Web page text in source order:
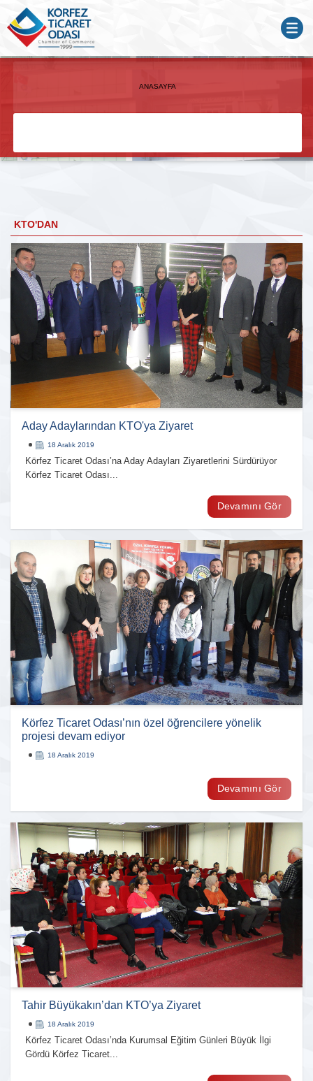
ANASAYFA
KTO'DAN
Aday Adaylarından KTO'ya Ziyaret
18 Aralık 2019
Körfez Ticaret Odası’na Aday Adayları Ziyaretlerini Sürdürüyor
Körfez Ticaret Odası...
Devamını Gör
Körfez Ticaret Odası’nın özel öğrencilere yönelik
projesi devam ediyor
18 Aralık 2019
Devamını Gör
Tahir Büyükakın’dan KTO’ya Ziyaret
18 Aralık 2019
Körfez Ticaret Odası’nda Kurumsal Eğitim Günleri Büyük İlgi
Gördü Körfez Ticaret...